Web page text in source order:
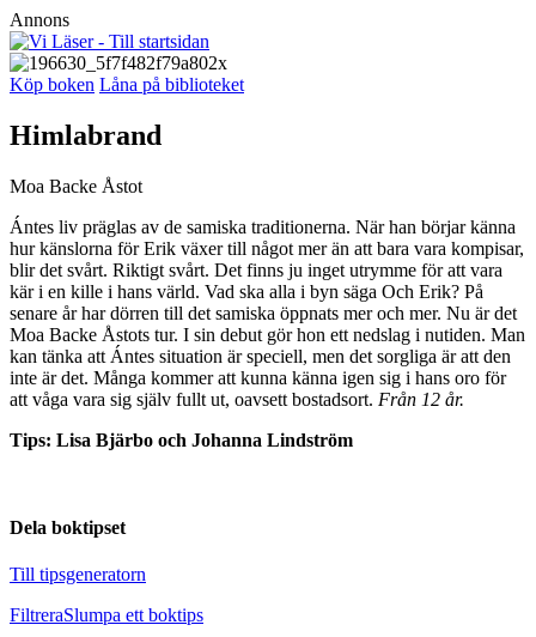
Annons
Köp boken Låna på biblioteket
Himlabrand
Moa Backe Åstot
Ántes liv präglas av de samiska traditionerna. När han börjar känna
hur känslorna för Erik växer till något mer än att bara vara kompisar,
blir det svårt. Riktigt svårt. Det finns ju inget utrymme för att vara
kär i en kille i hans värld. Vad ska alla i byn säga Och Erik? På
senare år har dörren till det samiska öppnats mer och mer. Nu är det
Moa Backe Åstots tur. I sin debut gör hon ett nedslag i nutiden. Man
kan tänka att Ántes situation är speciell, men det sorgliga är att den
inte är det. Många kommer att kunna känna igen sig i hans oro för
att våga vara sig själv fullt ut, oavsett bostadsort. Från ­12 år.
Tips: Lisa Bjärbo och Johanna Lindström
Dela boktipset
Till tipsgeneratorn
FiltreraSlumpa ett boktips